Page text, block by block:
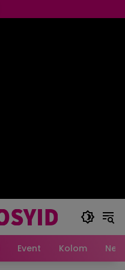
Event Kolom